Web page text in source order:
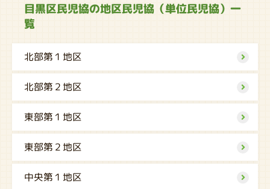
目黒区民児協の地区民児協（単位民児協）一
覧
北部第１地区
北部第２地区
東部第１地区
東部第２地区
中央第１地区